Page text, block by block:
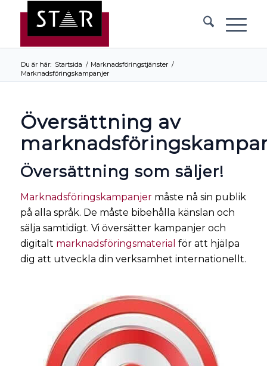
Du är här: Startsida / Marknadsföringstjänster /
Marknadsföringskampanjer
Översättning av
Översättning som säljer!
Marknadsföringskampanjermåste nå sin publik
på alla språk. De måste bibehålla känslan och
sälja samtidigt. Vi översätter kampanjer och
digitalt marknadsföringsmaterial för att hjälpa
dig att utveckla din verksamhet internationellt.